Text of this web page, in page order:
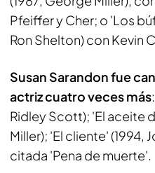
Pfeiffer y Cher; o 'Los
Ron Shelton) con Kevin
Susan Sarandon fue
actriz cuatro veces más
Ridley Scott); 'El aceite
Miller); 'El cliente' (1994,
citada 'Pena de muerte'.